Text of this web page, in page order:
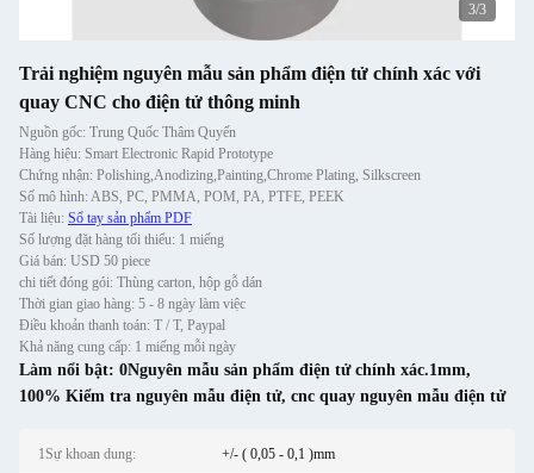
1/3
Trải nghiệm nguyên mẫu sản phẩm điện tử chính xác với
quay CNC cho điện tử thông minh
Nguồn gốc: Trung Quốc Thâm Quyến
Hàng hiệu: Smart Electronic Rapid Prototype
Chứng nhận: Polishing,Anodizing,Painting,Chrome Plating, Silkscreen
Số mô hình: ABS, PC, PMMA, POM, PA, PTFE, PEEK
Tài liệu: Sổ tay sản phẩm PDF
Số lượng đặt hàng tối thiểu: 1 miếng
Giá bán: USD 50 piece
chi tiết đóng gói: Thùng carton, hộp gỗ dán
Thời gian giao hàng: 5 - 8 ngày làm việc
Điều khoản thanh toán: T / T, Paypal
Khả năng cung cấp: 1 miếng mỗi ngày
Làm nổi bật: 0Nguyên mẫu sản phẩm điện tử chính xác.1mm,
100% Kiểm tra nguyên mẫu điện tử, cnc quay nguyên mẫu điện tử
1Sự khoan dung: +/- ( 0,05 - 0,1 )mm